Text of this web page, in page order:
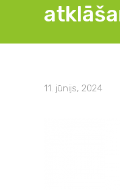
11. jūnijs, 2024